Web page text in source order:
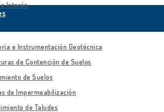
Interés
e Instrumentación Geotécnica
de Contención de Suelos
de Suelos
de Impermeabilización
de Taludes